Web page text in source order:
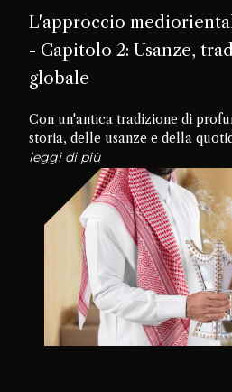
L'approccio
- Capitolo 2: Usanze,
globale
Con un'antica tradizione di
storia, delle usanze e della
è la culla della cultura del
tradizioni, le pratiche e l'uso del
quotidiana per capire perché il
apprezzato in questa parte del
mediorientale alla profumeria
leggi di più